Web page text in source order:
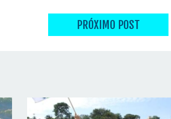
PRÓXIMO POST